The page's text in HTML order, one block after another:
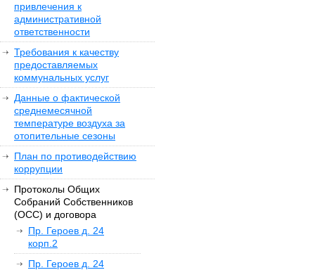
привлечения к
административной
ответственности
Требования к качеству
предоставляемых
коммунальных услуг
Данные о фактической
среднемесячной
температуре воздуха за
отопительные сезоны
План по противодействию
коррупции
Протоколы Общих
Собраний Собственников
(ОСС) и договора
Пр. Героев д. 24
корп.2
Пр. Героев д. 24